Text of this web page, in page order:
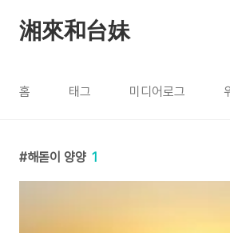
湘來和台妹
홈 태그 미디어로그
해돋이 양양 1